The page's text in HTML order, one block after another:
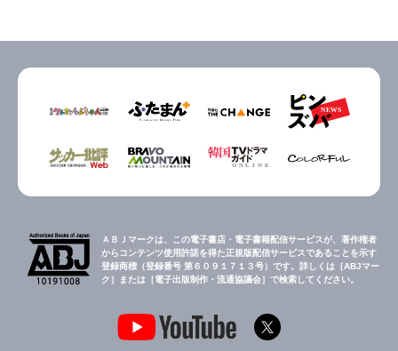
ＡＢＪマークは、この電子書店・電子書籍配信サービスが、著作権者
からコンテンツ使用許諾を得た正規版配信サービスであることを示す
登録商標（登録番号 第６０９１７１３号）です。詳しくは［ABJマー
ク］または［電子出版制作・流通協議会］で検索してください。